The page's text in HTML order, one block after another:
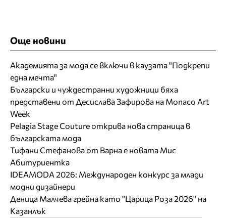
Още новини
Академията за мода се включи в каузата "Подкрепи
една мечта"
Български и чуждестранни художници бяха
представени от Десислава Зафирова на Monaco Art
Week
Pelagia Stage Couture открива нова страница в
българската мода
Тифани Стефанова от Варна е новата Мис
Абитуриентка
IDEAMODA 2026: Международен конкурс за млади
модни дизайнери
Деница Малчева грейна като "Царица Роза 2026" на
Казанлък